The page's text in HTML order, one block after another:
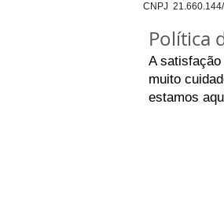
CNPJ
Política
A
muito
estamos